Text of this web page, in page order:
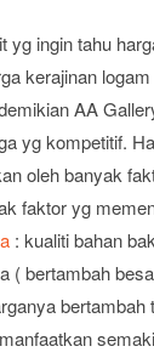
yg ingin tahu
kerajinan
AA
yg kompetitif.
oleh banyak
faktor yg
: kualiti bahan
( bertambah
bertambah